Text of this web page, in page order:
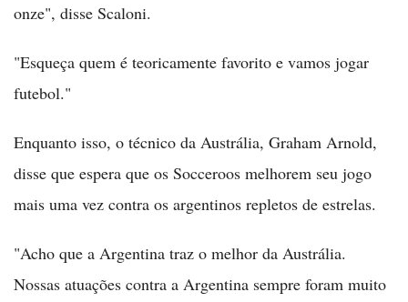
onze", disse Scaloni.
"Esqueça quem é teoricamente favorito e vamos jogar
futebol."
Enquanto isso, o técnico da Austrália, Graham Arnold,
disse que espera que os Socceroos melhorem seu jogo
mais uma vez contra os argentinos repletos de estrelas.
"Acho que a Argentina traz o melhor da Austrália.
Nossas atuações contra a Argentina sempre foram muito